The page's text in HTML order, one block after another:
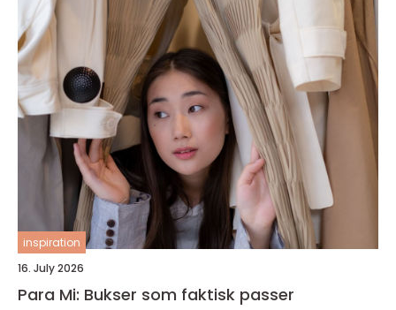
inspiration
16. July 2026
Para Mi: Bukser som faktisk passer